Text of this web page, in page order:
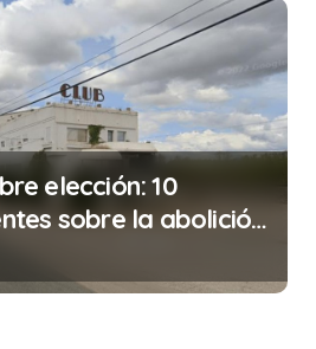
elección: 10
sobre la abolición